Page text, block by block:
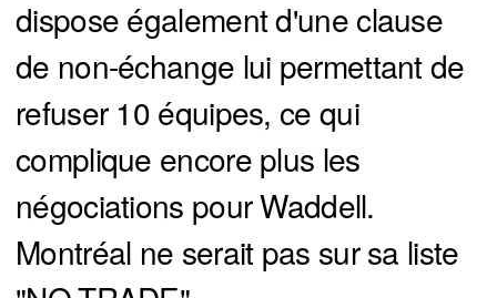
dispose également d'une clause
de non-échange lui permettant de
refuser 10 équipes, ce qui
complique encore plus les
négociations pour Waddell.
Montréal ne serait pas sur sa liste